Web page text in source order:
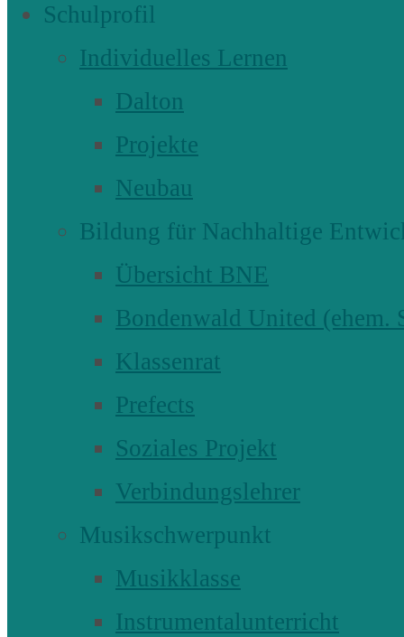
Schulprofil
Individuelles Lernen
Dalton
Projekte
Neubau
Bildung für Nachhaltige
Übersicht BNE
Bondenwald United (ehem.
Klassenrat
Prefects
Soziales Projekt
Verbindungslehrer
Musikschwerpunkt
Musikklasse
Instrumentalunterricht